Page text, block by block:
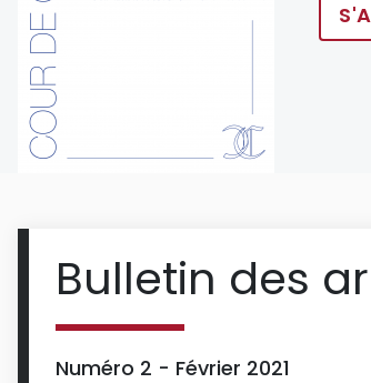
Bulletin des
Numéro 2 - Février 2021